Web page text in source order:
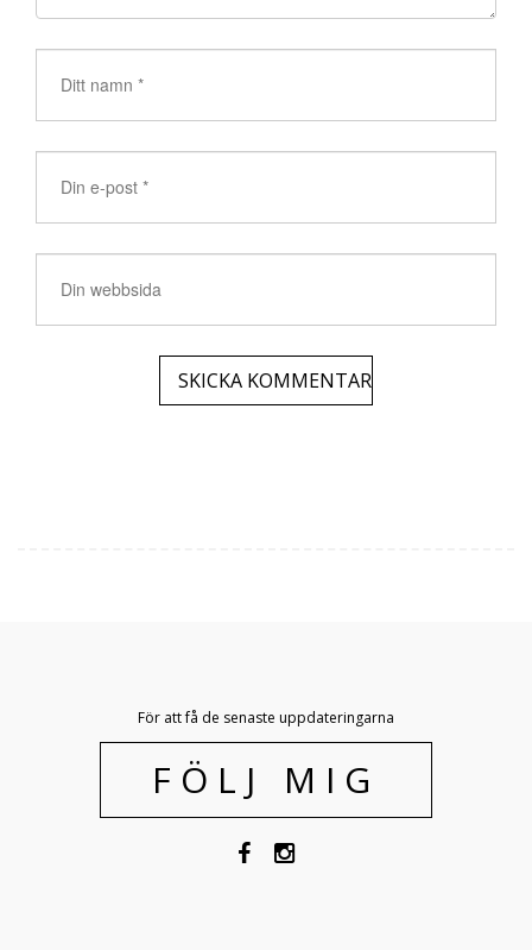
För att få de senaste uppdateringarna
FÖLJ MIG